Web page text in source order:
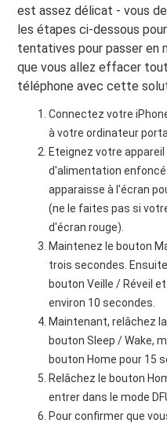
est assez délicat - vous
les étapes ci-dessous
tentatives pour passer en
que vous allez effacer
téléphone avec cette
Connectez votre
à votre ordinateur
Eteignez votre
d'alimentation
apparaisse à l'écran
(ne le faites pas si
d'écran rouge).
Maintenez le bouton
trois secondes.
bouton Veille / Réveil
environ 10 secondes.
Maintenant, relâchez
bouton Sleep / Wake,
bouton Home pour 15
Relâchez le bouton
entrer dans le mode
Pour confirmer que